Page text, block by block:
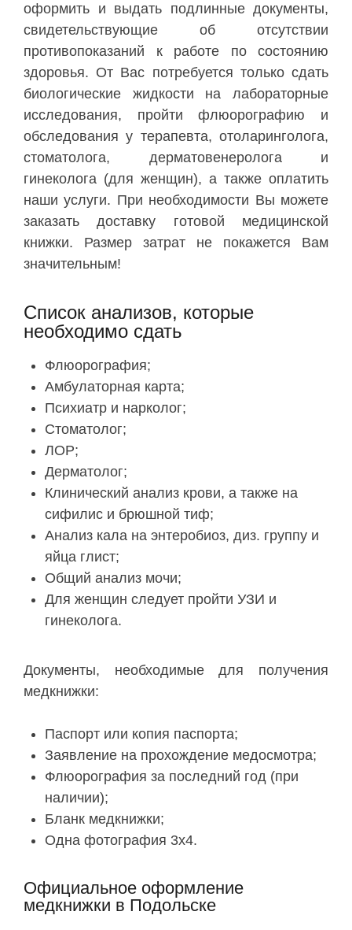
оформить и выдать подлинные документы,
свидетельствующие об отсутствии
противопоказаний к работе по состоянию
здоровья. От Вас потребуется только сдать
биологические жидкости на лабораторные
исследования, пройти флюорографию и
обследования у терапевта, отоларинголога,
стоматолога, дерматовенеролога и
гинеколога (для женщин), а также оплатить
наши услуги. При необходимости Вы можете
заказать доставку готовой медицинской
книжки. Размер затрат не покажется Вам
значительным!
Список анализов, которые
необходимо сдать
Флюорография;
Амбулаторная карта;
Психиатр и нарколог;
Стоматолог;
ЛОР;
Дерматолог;
Клинический анализ крови, а также на
сифилис и брюшной тиф;
Анализ кала на энтеробиоз, диз. группу и
яйца глист;
Общий анализ мочи;
Для женщин следует пройти УЗИ и
гинеколога.
Документы, необходимые для получения
медкнижки:
Паспорт или копия паспорта;
Заявление на прохождение медосмотра;
Флюорография за последний год (при
наличии);
Бланк медкнижки;
Одна фотография 3х4.
Официальное оформление
медкнижки в Подольске